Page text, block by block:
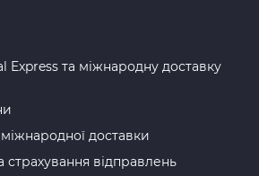
та міжнародну доставку
доставки
страхування відправлень